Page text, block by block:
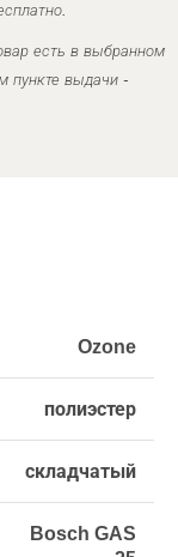
есть в выбранном
пункте выдачи -
Ozone
полиэстер
складчатый
Bosch GAS